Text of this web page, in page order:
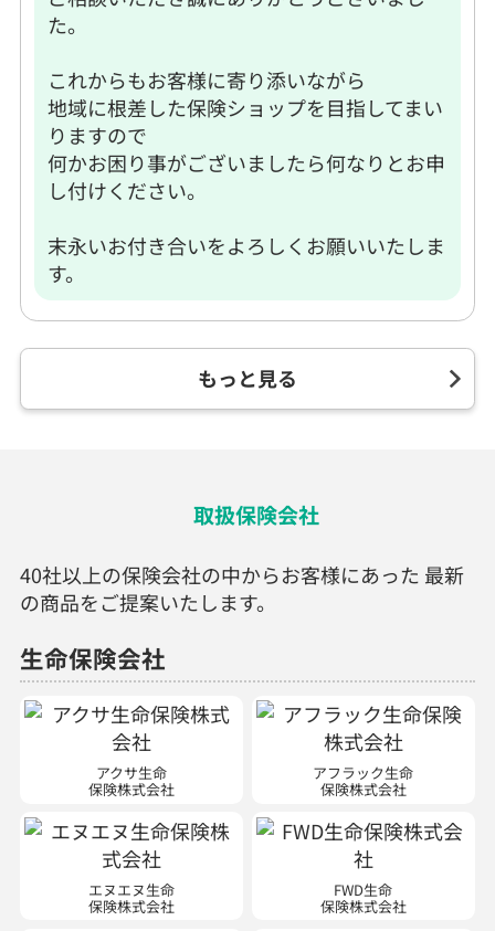
た。
これからもお客様に寄り添いながら
地域に根差した保険ショップを目指してまい
りますので
何かお困り事がございましたら何なりとお申
し付けください。
末永いお付き合いをよろしくお願いいたしま
す。
もっと見る
取扱保険会社
40社以上の保険会社の中からお客様にあった 最新
の商品をご提案いたします。
生命保険会社
アクサ生命
保険株式会社
アフラック生命
保険株式会社
エヌエヌ生命
保険株式会社
FWD生命
保険株式会社